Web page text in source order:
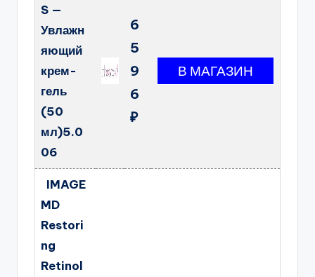
S —
Увлажн
яющий
крем-
гель
(50
мл)5.0
06
6
5
9
6
₽
IMAGE
MD
Restori
ng
Retinol